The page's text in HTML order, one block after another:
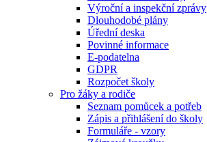
Výroční a inspekční zprávy
Dlouhodobé plány
Úřední deska
Povinné informace
E-podatelna
GDPR
Rozpočet školy
Pro žáky a rodiče
Seznam pomůcek a potřeb
Zápis a přihlášení do školy
Formuláře - vzory